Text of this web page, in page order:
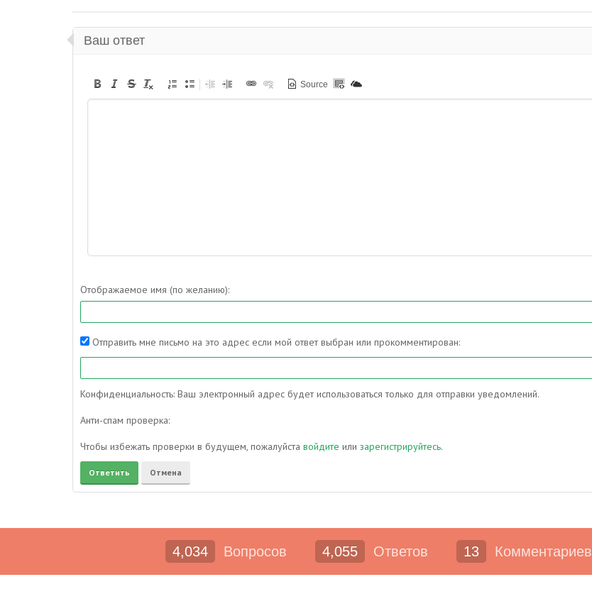
Ваш ответ
Source
Отображаемое имя (по желанию):
Отправить мне письмо на это адрес если мой ответ выбран или прокомментирован:
Конфиденциальность: Ваш электронный адрес будет использоваться только для отправки уведомлений.
Анти-спам проверка:
Чтобы избежать проверки в будущем, пожалуйста войдите или зарегистрируйтесь.
4,034 Вопросов 4,055 Ответов 13 Комментариев